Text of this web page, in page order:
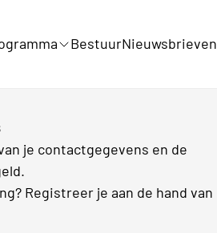
BestuurNieuwsbrieven
je contactgegevens en de
Registreer je aan de hand van